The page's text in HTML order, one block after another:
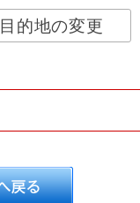
目的地の変更